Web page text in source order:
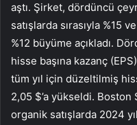
aştı. Şirket, dördüncü
satışlarda sırasıyla %15
%12 büyüme açıkladı.
hisse başına kazanç
tüm yıl için düzeltilmiş
2,05 $’a yükseldi.
organik satışlarda 2024